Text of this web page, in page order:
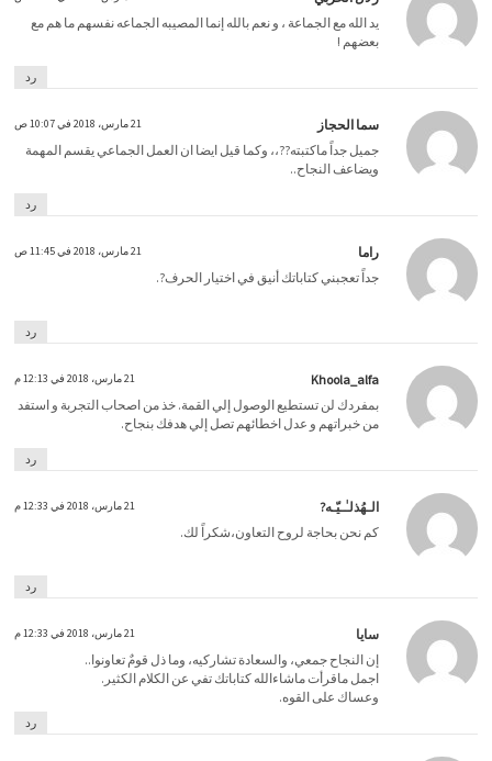
‏يد الله مع الجماعة ، و نعم بالله إنما المصيبه الجماعه نفسهم ما هم مع
بعضهم !
رد
سما الحجاز 21 مارس، 2018 في 10:07 ص
جميل جداً ماكتبته??،، وكما قيل ايضا ان العمل الجماعي يقسم المهمة
ويضاعف النجاح..
رد
راما 21 مارس، 2018 في 11:45 ص
‏جداً تعجبني كتاباتك أنيق في اختيار الحرف?.
رد
Khoola_alfa 21 مارس، 2018 في 12:13 م
‏بمفردك لن تستطيع الوصول إلي القمة. خذ من اصحاب التجربة و استفد
من خبراتهم و عدل اخطائهم تصل إلي هدفك بنجاح.
رد
الـهُذلـٰـيّـه? 21 مارس، 2018 في 12:33 م
كم نحن بحاجة لروح التعاون،شكراً لك.
رد
سايا 21 مارس، 2018 في 12:33 م
إن النجاح جمعي، والسعادة تشاركيه، وما ذل قومٌ تعاونوا..
اجمل ماقرأت ماشاءالله كتاباتك تفي عن الكلام الكثير.
وعساك على القوه.
رد